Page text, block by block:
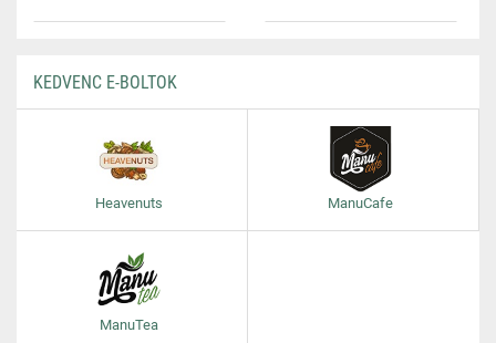
KEDVENC E-BOLTOK
Heavenuts ManuCafe
ManuTea